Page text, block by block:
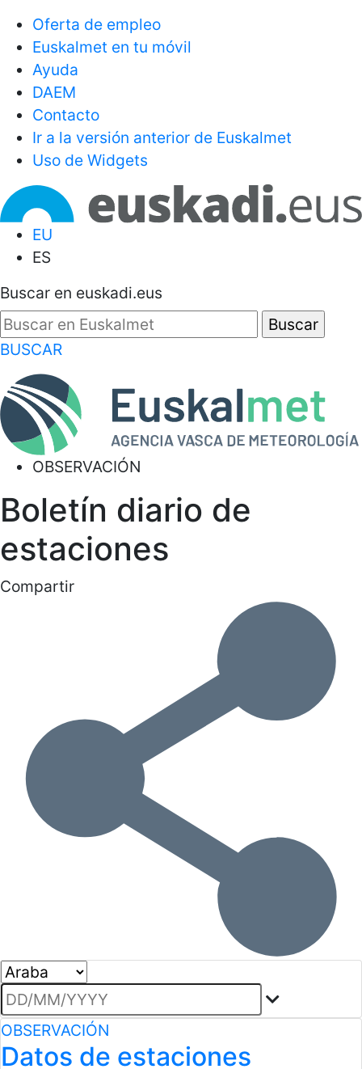
Oferta de empleo
Euskalmet en tu móvil
Ayuda
DAEM
Contacto
Ir a la versión anterior de Euskalmet
Uso de Widgets
EU
ES
Buscar en euskadi.eus
BUSCAR
OBSERVACIÓN
Boletín diario de
estaciones
Compartir
Seleccione un boletin
OBSERVACIÓN
Datos de estaciones